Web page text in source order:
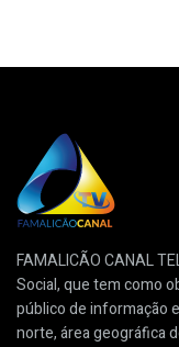
FAMALICÃO CANAL
Social, que tem como
público de informação
norte, área geográfica